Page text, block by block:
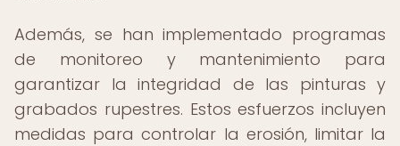
Además, se han implementado programas
de monitoreo y mantenimiento para
garantizar la integridad de las pinturas y
grabados rupestres. Estos esfuerzos incluyen
medidas para controlar la erosión, limitar la